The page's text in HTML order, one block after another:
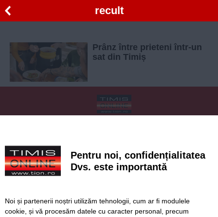
recult
Prânz între prieteni într-un
sat din Timiș
Politica de confidentialitate
Regulament postare și moderare comentarii
Pentru noi, confidențialitatea
Dvs. este importantă
Noi și partenerii noștri utilizăm tehnologii, cum ar fi modulele
cookie, și vă procesăm datele cu caracter personal, precum